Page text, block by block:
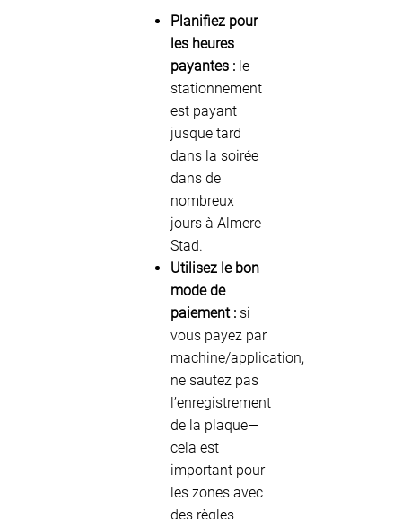
Planifiez pour
les heures
payantes : le
stationnement
est payant
jusque tard
dans la soirée
dans de
nombreux
jours à Almere
Stad.
Utilisez le bon
mode de
paiement : si
vous payez par
machine/application,
ne sautez pas
l’enregistrement
de la plaque—
cela est
important pour
les zones avec
des règles